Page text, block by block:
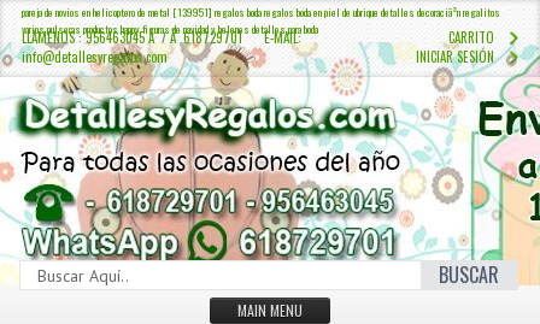
pareja de novios en helicoptero de metal [139951] regalos boda regalos boda en piel de ubrique detalles decoraciã³n regalitos
varios pulseras productos happy figuras de navidad y belenes detalles para boda
LLÁMENOS : 956463045 Â / Â 618729701 E-MAIL:
info@detallesyregalos.com
CARRITO
INICIAR SESIÓN
BUSCAR
MAIN MENU